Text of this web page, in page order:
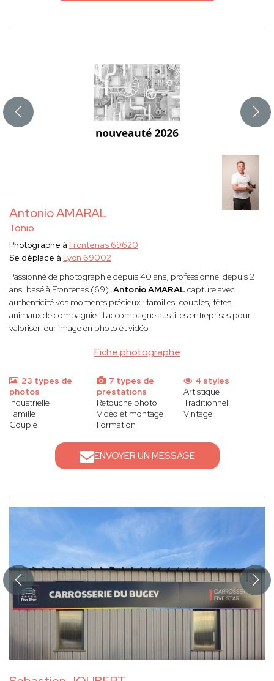
Antonio AMARAL
Tonio
Fiche photographe
Photographe à Frontenas 69620
Se déplace à Lyon 69002
Passionné de photographie depuis 40 ans, professionnel depuis 2
ans, basé à Frontenas (69). Antonio AMARALcapture avec
authenticité vos moments précieux : familles, couples, fêtes,
animaux de compagnie. Il accompagne aussi les entreprises pour
valoriser leur image en photo et vidéo.
23 types de
photos
Industrielle
Famille
Couple
7 types de
prestations
Retouche photo
Vidéo et montage
Formation
4 styles
Artistique
Traditionnel
Vintage
ENVOYER UN MESSAGE